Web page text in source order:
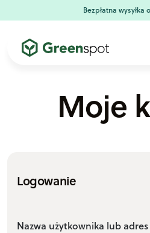
Bezpłatna wysyłka
Moje
Logowanie
Nazwa użytkownika lub